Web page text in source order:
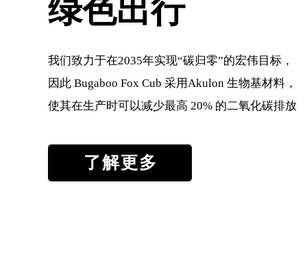
绿色出行
我们致力于在2035年实现“碳归零”的宏伟目标，
因此 Bugaboo Fox Cub 采用Akulon 生物基材料，
使其在生产时可以减少最高 20% 的二氧化碳排放
了解更多